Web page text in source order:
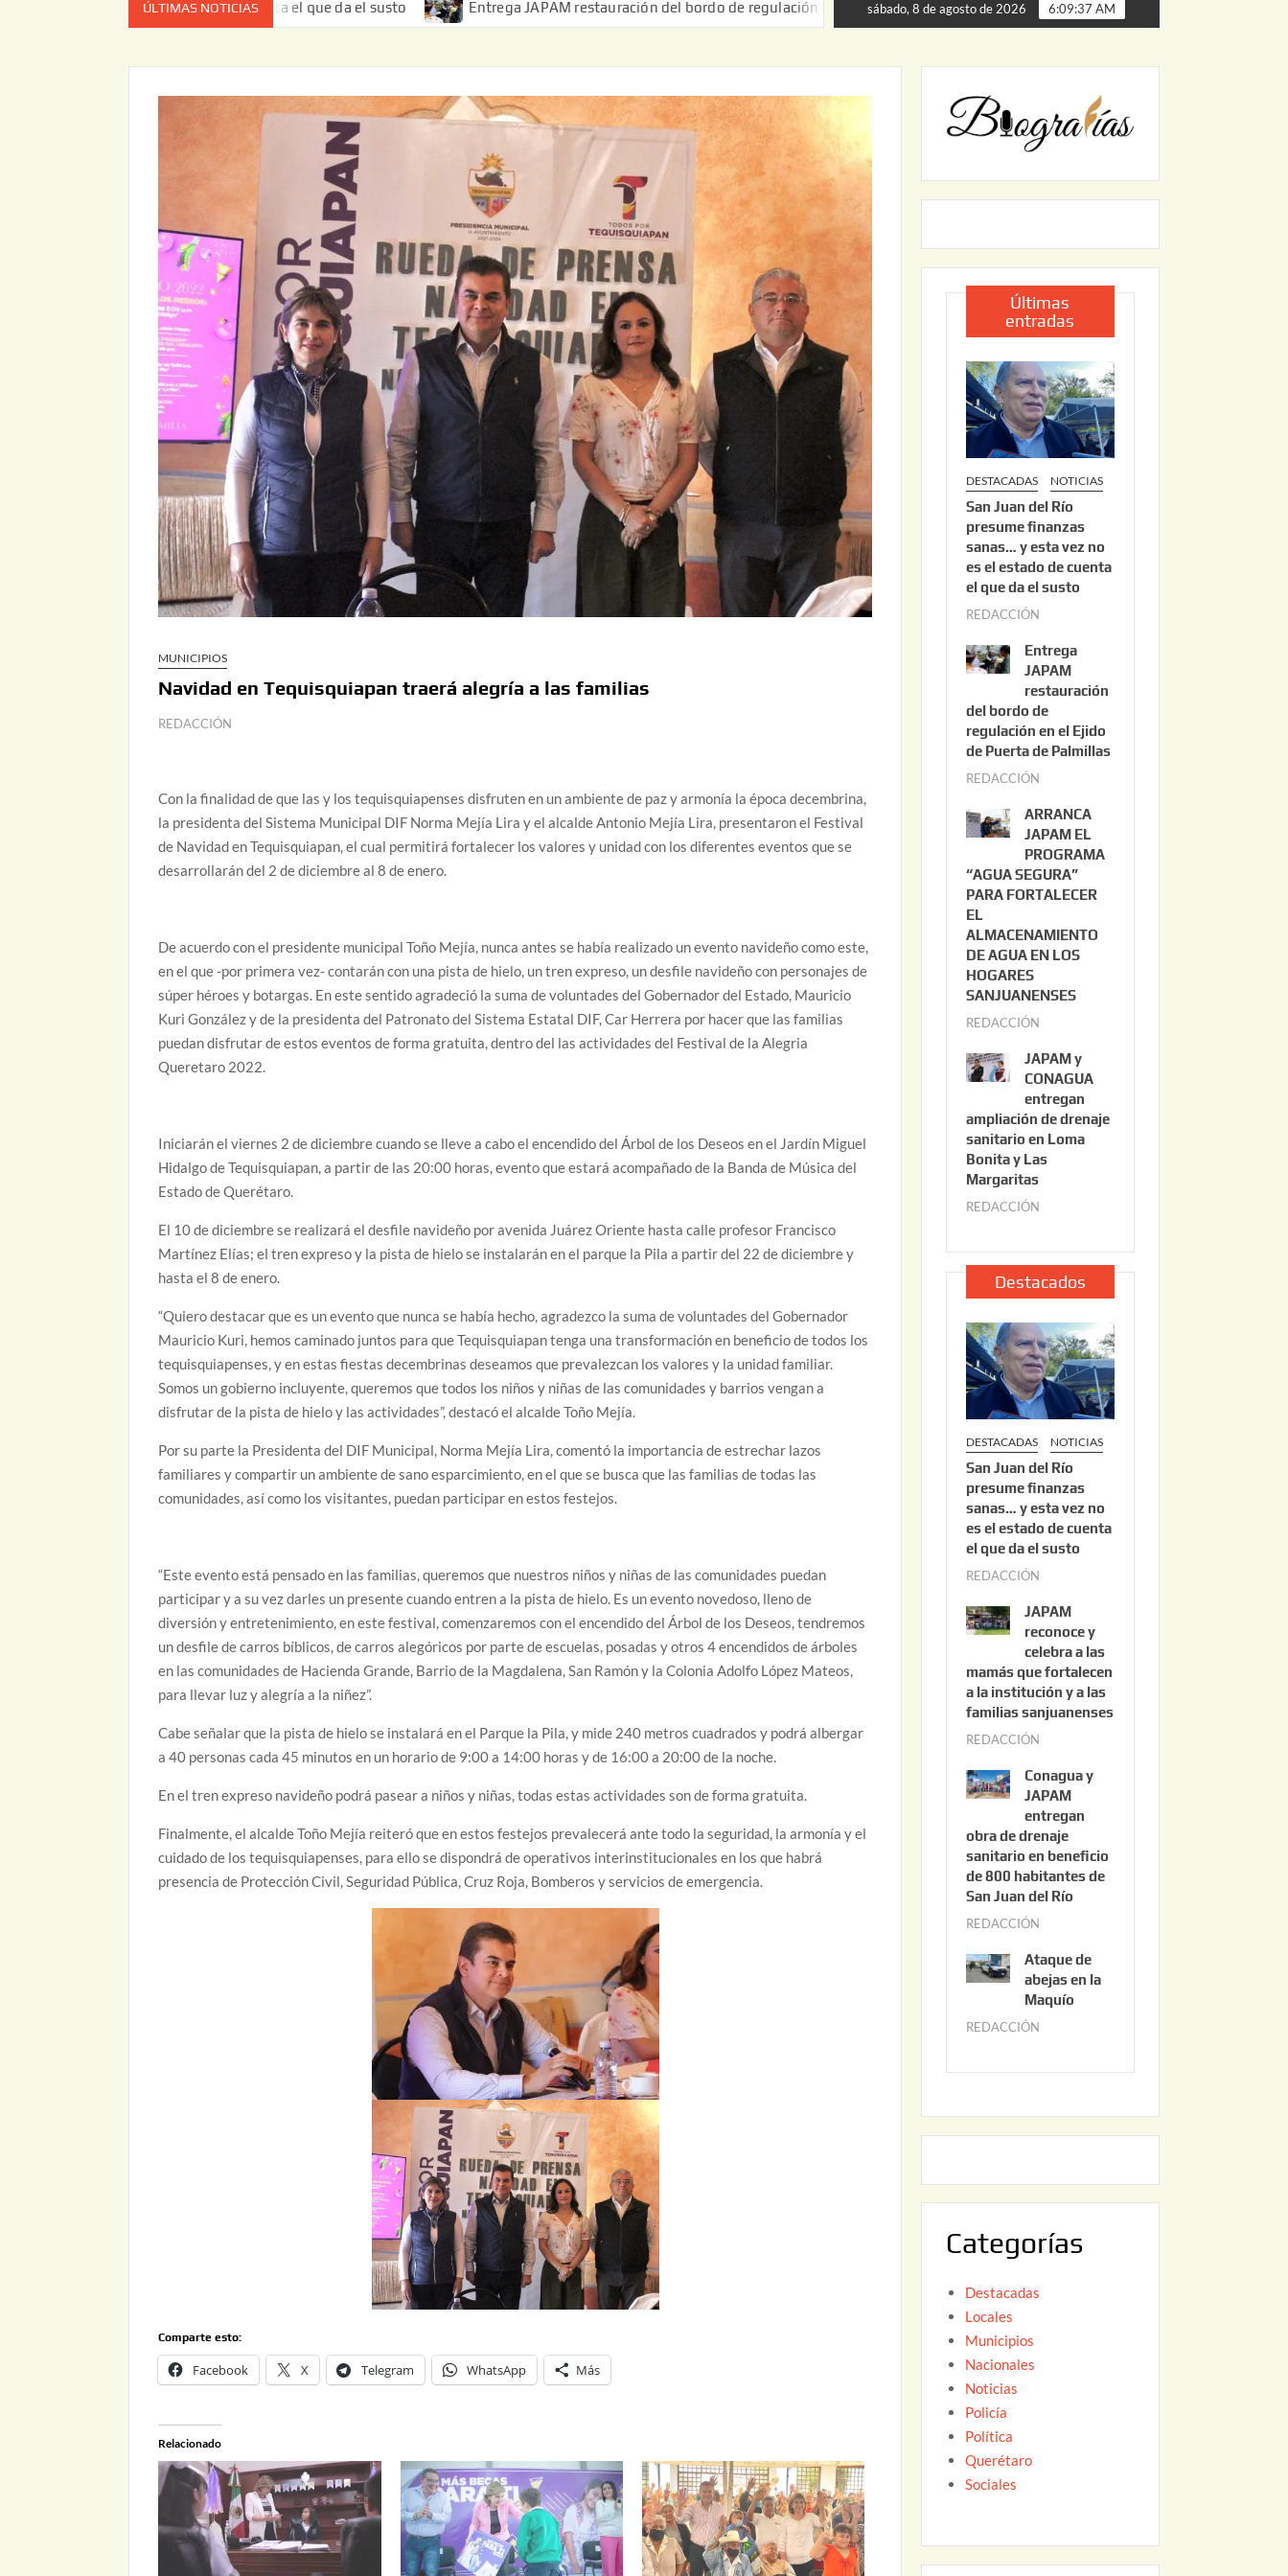
ÚLTIMAS NOTICIAS
no es el estado de cuenta el que da el susto Entrega JAPAM restauración del bordo de regulación en el Ejido de Puerta de Palmillas ARRANCA JAPAM EL PROGRAMA “AGUA
sábado, 8 de agosto de 2026 6:09:38 AM
MUNICIPIOS
Navidad en Tequisquiapan traerá alegría a las familias
REDACCIÓN
Con la finalidad de que las y los tequisquiapenses disfruten en un ambiente de paz y armonía la época decembrina,
la presidenta del Sistema Municipal DIF Norma Mejía Lira y el alcalde Antonio Mejía Lira, presentaron el Festival
de Navidad en Tequisquiapan, el cual permitirá fortalecer los valores y unidad con los diferentes eventos que se
desarrollarán del 2 de diciembre al 8 de enero.
De acuerdo con el presidente municipal Toño Mejía, nunca antes se había realizado un evento navideño como este,
en el que -por primera vez- contarán con una pista de hielo, un tren expreso, un desfile navideño con personajes de
súper héroes y botargas. En este sentido agradeció la suma de voluntades del Gobernador del Estado, Mauricio
Kuri González y de la presidenta del Patronato del Sistema Estatal DIF, Car Herrera por hacer que las familias
puedan disfrutar de estos eventos de forma gratuita, dentro del las actividades del Festival de la Alegria
Queretaro 2022.
Iniciarán el viernes 2 de diciembre cuando se lleve a cabo el encendido del Árbol de los Deseos en el Jardín Miguel
Hidalgo de Tequisquiapan, a partir de las 20:00 horas, evento que estará acompañado de la Banda de Música del
Estado de Querétaro.
El 10 de diciembre se realizará el desfile navideño por avenida Juárez Oriente hasta calle profesor Francisco
Martínez Elías; el tren expreso y la pista de hielo se instalarán en el parque la Pila a partir del 22 de diciembre y
hasta el 8 de enero.
“Quiero destacar que es un evento que nunca se había hecho, agradezco la suma de voluntades del Gobernador
Mauricio Kuri, hemos caminado juntos para que Tequisquiapan tenga una transformación en beneficio de todos los
tequisquiapenses, y en estas fiestas decembrinas deseamos que prevalezcan los valores y la unidad familiar.
Somos un gobierno incluyente, queremos que todos los niños y niñas de las comunidades y barrios vengan a
disfrutar de la pista de hielo y las actividades”, destacó el alcalde Toño Mejía.
Por su parte la Presidenta del DIF Municipal, Norma Mejía Lira, comentó la importancia de estrechar lazos
familiares y compartir un ambiente de sano esparcimiento, en el que se busca que las familias de todas las
comunidades, así como los visitantes, puedan participar en estos festejos.
“Este evento está pensado en las familias, queremos que nuestros niños y niñas de las comunidades puedan
participar y a su vez darles un presente cuando entren a la pista de hielo. Es un evento novedoso, lleno de
diversión y entretenimiento, en este festival, comenzaremos con el encendido del Árbol de los Deseos, tendremos
un desfile de carros bíblicos, de carros alegóricos por parte de escuelas, posadas y otros 4 encendidos de árboles
en las comunidades de Hacienda Grande, Barrio de la Magdalena, San Ramón y la Colonia Adolfo López Mateos,
para llevar luz y alegría a la niñez”.
Cabe señalar que la pista de hielo se instalará en el Parque la Pila, y mide 240 metros cuadrados y podrá albergar
a 40 personas cada 45 minutos en un horario de 9:00 a 14:00 horas y de 16:00 a 20:00 de la noche.
En el tren expreso navideño podrá pasear a niños y niñas, todas estas actividades son de forma gratuita.
Finalmente, el alcalde Toño Mejía reiteró que en estos festejos prevalecerá ante todo la seguridad, la armonía y el
cuidado de los tequisquiapenses, para ello se dispondrá de operativos interinstitucionales en los que habrá
presencia de Protección Civil, Seguridad Pública, Cruz Roja, Bomberos y servicios de emergencia.
Comparte esto:
Facebook X Telegram WhatsApp Más
Relacionado
Últimas
entradas
DESTACADAS NOTICIAS
San Juan del Río
presume finanzas
sanas… y esta vez no
es el estado de cuenta
el que da el susto
REDACCIÓN
o
s
t
o
3
2
0
2
6
Entrega
JAPAM
restauración
del bordo de
regulación en el Ejido
de Puerta de Palmillas
REDACCIÓN
l
i
o
2
0
ARRANCA
JAPAM EL
PROGRAMA
“AGUA SEGURA”
PARA FORTALECER
EL
ALMACENAMIENTO
DE AGUA EN LOS
HOGARES
SANJUANENSES
REDACCIÓN
l
i
o
2
2
2
6
JAPAM y
CONAGUA
entregan
ampliación de drenaje
sanitario en Loma
Bonita y Las
Margaritas
REDACCIÓN
l
i
o
2
2
,
2
0
2
6
Destacados
DESTACADAS NOTICIAS
San Juan del Río
presume finanzas
sanas… y esta vez no
es el estado de cuenta
el que da el susto
REDACCIÓN
s
t
o
3
0
2
6
JAPAM
reconoce y
celebra a las
mamás que fortalecen
a la institución y a las
familias sanjuanenses
REDACCIÓN
n
i
o
3
0
0
2
6
Conagua y
JAPAM
entregan
obra de drenaje
sanitario en beneficio
de 800 habitantes de
San Juan del Río
REDACCIÓN
n
i
0
2
Ataque de
abejas en la
Maquío
REDACCIÓN
y
2
Categorías
Destacadas
Locales
Municipios
Nacionales
Noticias
Policía
Política
Querétaro
Sociales